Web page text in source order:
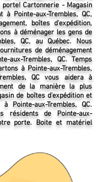
Cartonnerie - Magasin
à Pointe-aux-Trembles, QC,
boîtes d'expédition,
à déménager les gens de
QC, au Québec. Nous
de déménagement
aux-Trembles, QC. Temps
à Pointe-aux-Trembles,
QC vous aidera à
de la manière la plus
de boîtes d'expédition et
Pointe-aux-Trembles, QC.
résidents de Pointe-aux-
porte. Boite et matériel